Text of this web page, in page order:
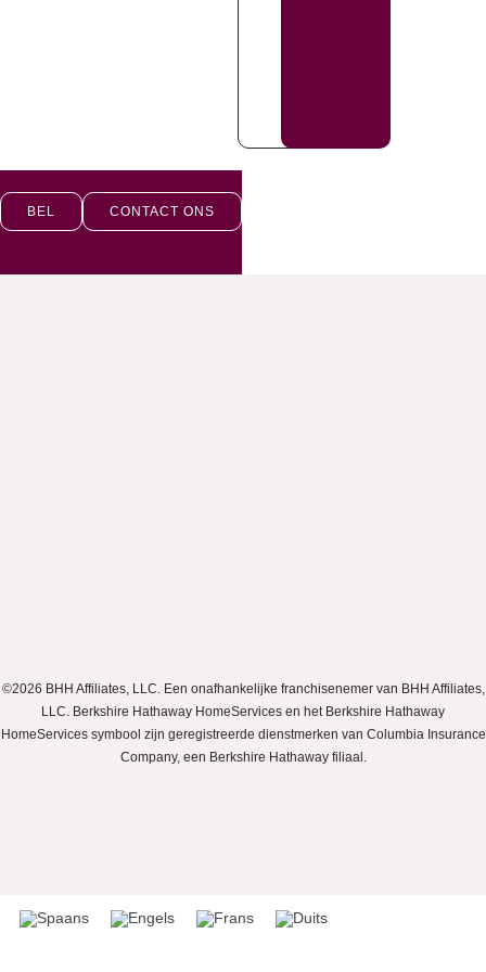
BEL CONTACT ONS
©2026 BHH Affiliates, LLC. Een onafhankelijke franchisenemer van BHH Affiliates,
LLC. Berkshire Hathaway HomeServices en het Berkshire Hathaway
HomeServices symbool zijn geregistreerde dienstmerken van Columbia Insurance
Company, een Berkshire Hathaway filiaal.